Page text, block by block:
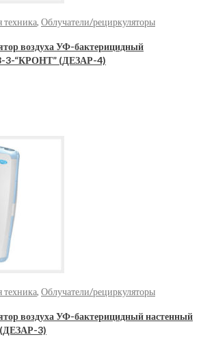
техника, Облучатели/рециркуляторы
воздуха УФ-бактерицидный
3-“КРОНТ” (ДЕЗАР-4)
техника, Облучатели/рециркуляторы
воздуха УФ-бактерицидный настенный
3)